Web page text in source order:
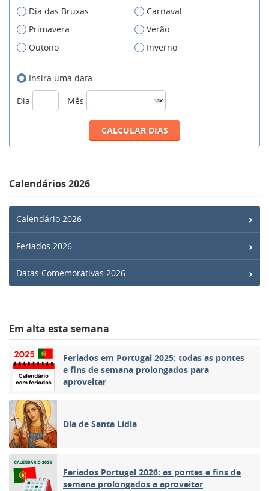
Dia das Bruxas
Carnaval
Primavera
Verão
Outono
Inverno
Insira uma data
Dia
Mês
Calendários 2026
Calendário 2026
Feriados 2026
Datas Comemorativas 2026
Em alta esta semana
Feriados em Portugal 2025: todas as pontes
e fins de semana prolongados para
aproveitar
Dia de Santa Lídia
Feriados Portugal 2026: as pontes e fins de
semana prolongados a aproveitar